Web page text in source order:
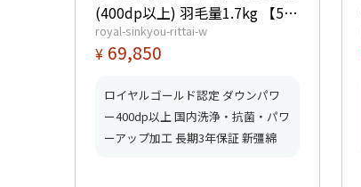
(400dp以上) 羽毛量1.7kg 【5つ
星ロイヤルゴールド取得】【グ
ッドふとんマーク取得】
royal-sinkyou-rittai-w
¥ 69,850
ロイヤルゴールド認定 ダウンパワ
ー400dp以上 国内洗浄・抗菌・パワ
ーアップ加工 長期3年保証 新彊綿